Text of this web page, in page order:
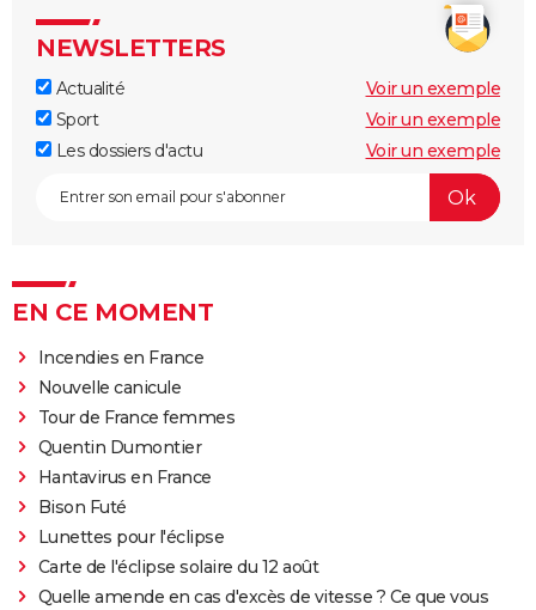
NEWSLETTERS
Actualité
Voir un exemple
Sport
Voir un exemple
Les dossiers d'actu
Voir un exemple
EN CE MOMENT
Incendies en France
Nouvelle canicule
Tour de France femmes
Quentin Dumontier
Hantavirus en France
Bison Futé
Lunettes pour l'éclipse
Carte de l'éclipse solaire du 12 août
Quelle amende en cas d'excès de vitesse ? Ce que vous